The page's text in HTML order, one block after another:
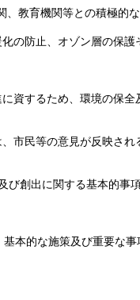
教育機関等との積極的
の防止、オゾン層の保
資するため、環境の保
市民等の意見が反映され
び創出に関する基本的事
本的な施策及び重要な事